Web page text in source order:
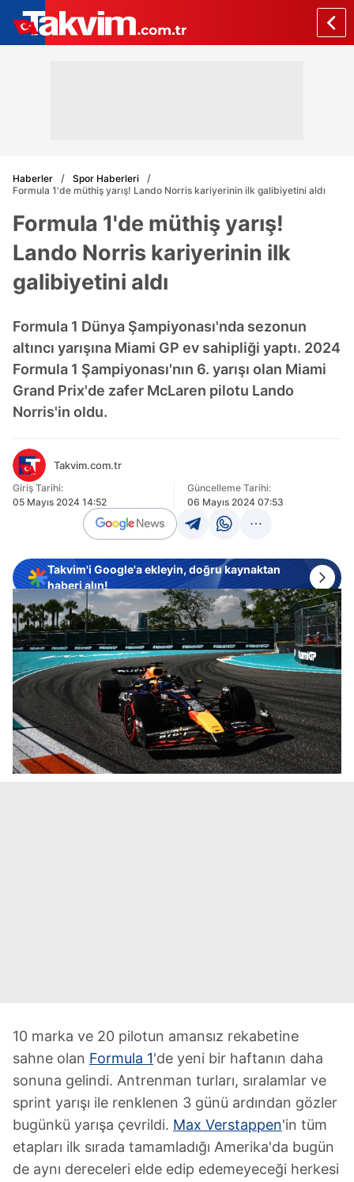
Haberler
Spor Haberleri
Formula 1'de müthiş yarış! Lando Norris kariyerinin ilk galibiyetini aldı
Formula 1'de müthiş yarış!
Lando Norris kariyerinin ilk
galibiyetini aldı
Formula 1 Dünya Şampiyonası'nda sezonun
altıncı yarışına Miami GP ev sahipliği yaptı. 2024
Formula 1 Şampiyonası'nın 6. yarışı olan Miami
Grand Prix'de zafer McLaren pilotu Lando
Norris'in oldu.
Takvim.com.tr
Giriş Tarihi:
05 Mayıs 2024 14:52
Güncelleme Tarihi:
06 Mayıs 2024 07:53
Takvim'i Google'a ekleyin, doğru kaynaktan
haberi alın!
10 marka ve 20 pilotun amansız rekabetine
sahne olan Formula 1'de yeni bir haftanın daha
sonuna gelindi. Antrenman turları, sıralamlar ve
sprint yarışı ile renklenen 3 günü ardından gözler
bugünkü yarışa çevrildi. Max Verstappen'in tüm
etapları ilk sırada tamamladığı Amerika'da bugün
de aynı dereceleri elde edip edemeyeceği herkesi